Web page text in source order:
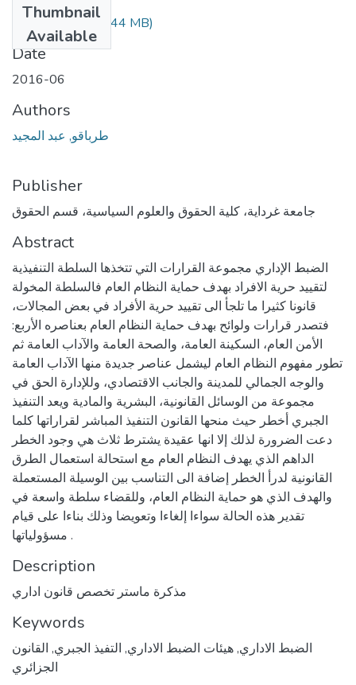
Thumbnail
Available
348.1.144.pdf(5.44 MB)
Date
2016-06
Authors
طرباقو, عبد المجيد
Publisher
جامعة غرداية، كلية الحقوق والعلوم السياسية، قسم الحقوق
Abstract
الضبط الإداري مجموعة القرارات التي تتخذها السلطة التنفيذية
لتقييد حرية الافراد بهدف حماية النظام العام فالسلطة المخولة
قانونا كثيرا ما تلجأ الى تقييد حرية الأفراد في بعض المجالات،
فتصدر قرارات ولوائح بهدف حماية النظام العام بعناصره الأربع:
الأمن العام، السكينة العامة، والصحة العامة والآداب العامة ثم
تطور مفهوم النظام العام ليشمل عناصر جديدة منها الآداب العامة
والوجه الجمالي للمدينة والجانب الاقتصادي، وللإدارة الحق في
مجموعة من الوسائل القانونية، البشرية والمادية ويعد التنفيذ
الجبري أخطر حيث منحها القانون التنفيذ المباشر لقراراتها كلما
دعت الضرورة لذلك إلا انها عقيدة يشترط ثلاث هي وجود الخطر
الداهم الذي يهدف النظام العام مع استحالة استعمال الطرق
القانونية لدرأ الخطر إضافة الى التناسب بين الوسيلة المستعملة
والهدف الذي هو حماية النظام العام، وللقضاء سلطة واسعة في
تقدير هذه الحالة سواءا إلغاءا وتعويضا وذلك بناءا على قيام
مسؤولياتها .
Description
مذكرة ماستر تخصص قانون اداري
Keywords
الضبط الاداري,هيئات الضبط الاداري, التفيذ الجبري, القانون
الجزائري